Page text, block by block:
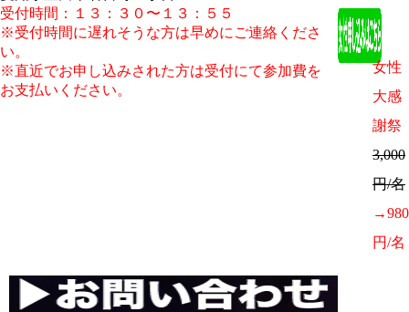
受付時間：１３：３０〜１３：５５
※受付時間に遅れそうな方は早めにご連絡くださ
い。
※直近でお申し込みされた方は受付にて参加費を
お支払いください。
女性
大感
謝祭
3,000
円/名
→980
円/名